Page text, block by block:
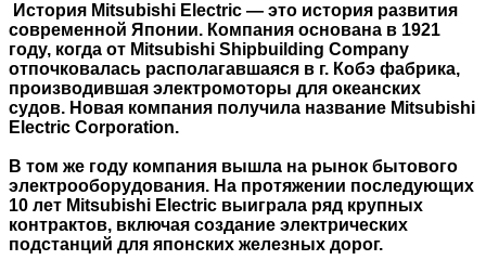
История Mitsubishi Electric — это история развития
современной Японии. Компания основана в 1921
году, когда от Mitsubishi Shipbuilding Company
отпочковалась располагавшаяся в г. Кобэ фабрика,
производившая электромоторы для океанских
судов. Новая компания получила название Mitsubishi
Electric Corporation.
В том же году компания вышла на рынок бытового
электрооборудования. На протяжении последующих
10 лет Mitsubishi Electric выиграла ряд крупных
контрактов, включая создание электрических
подстанций для японских железных дорог.